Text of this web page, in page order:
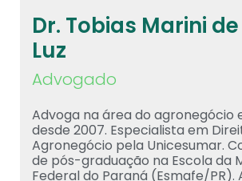
Dr. Tobias Marini
Luz
Advogado
Advoga na área do agronegócio
desde 2007. Especialista em
Agronegócio pela Unicesumar.
de pós-graduação na Escola da
Federal do Paraná (Esmafe/PR).